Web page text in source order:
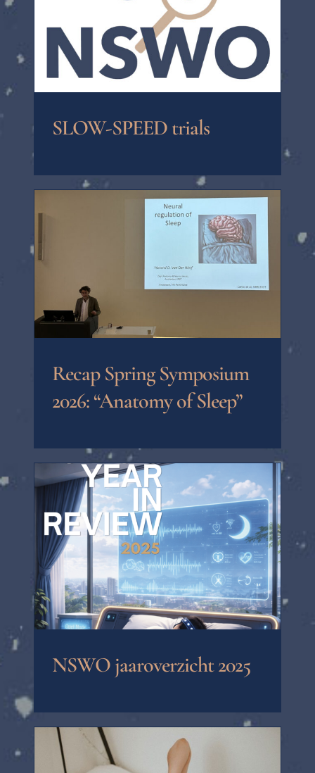
SLOW-SPEED trials
Recap Spring Symposium
2026: “Anatomy of Sleep”
NSWO jaaroverzicht 2025